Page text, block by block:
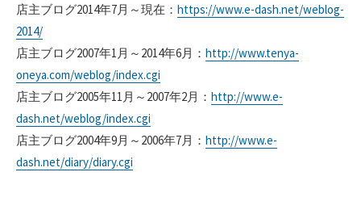
店主ブログ2014年7月～現在： https://www.e-dash.net/weblog-
2014/
店主ブログ2007年1月～2014年6月： http://www.tenya-
oneya.com/weblog/index.cgi
店主ブログ2005年11月～2007年2月： http://www.e-
dash.net/weblog/index.cgi
店主ブログ2004年9月～2006年7月： http://www.e-
dash.net/diary/diary.cgi